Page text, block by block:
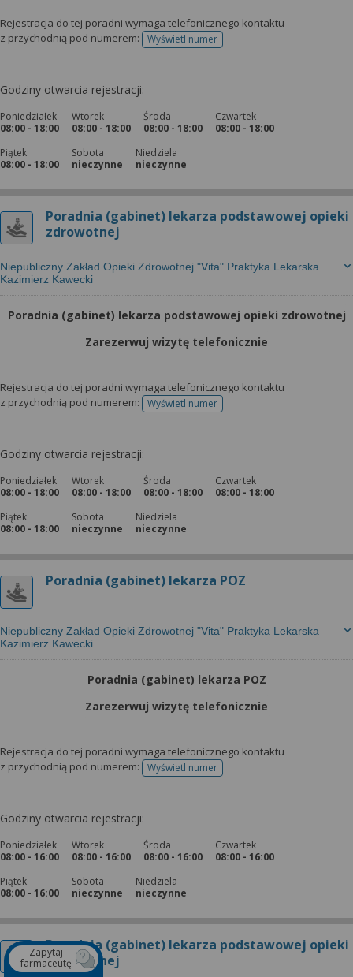
Rejestracja do tej poradni wymaga telefonicznego kontaktu
z przychodnią pod numerem:
Wyświetl numertelefonu do rejestracji
Godziny otwarcia rejestracji:
Poniedziałek
08:00 - 18:00
Wtorek
08:00 - 18:00
Środa
08:00 - 18:00
Czwartek
08:00 - 18:00
Piątek
08:00 - 18:00
Sobota
nieczynne
Niedziela
nieczynne
Poradnia (gabinet) lekarza podstawowej opieki
zdrowotnej
Niepubliczny Zakład Opieki Zdrowotnej "Vita" Praktyka Lekarska
Kazimierz Kawecki
Poradnia (gabinet) lekarza podstawowej opieki zdrowotnej
Zarezerwuj wizytę telefonicznie
Rejestracja do tej poradni wymaga telefonicznego kontaktu
z przychodnią pod numerem:
Wyświetl numertelefonu do rejestracji
Godziny otwarcia rejestracji:
Poniedziałek
08:00 - 18:00
Wtorek
08:00 - 18:00
Środa
08:00 - 18:00
Czwartek
08:00 - 18:00
Piątek
08:00 - 18:00
Sobota
nieczynne
Niedziela
nieczynne
Poradnia (gabinet) lekarza POZ
Niepubliczny Zakład Opieki Zdrowotnej "Vita" Praktyka Lekarska
Kazimierz Kawecki
Poradnia (gabinet) lekarza POZ
Zarezerwuj wizytę telefonicznie
Rejestracja do tej poradni wymaga telefonicznego kontaktu
z przychodnią pod numerem:
Wyświetl numertelefonu do rejestracji
Godziny otwarcia rejestracji:
Poniedziałek
08:00 - 16:00
Wtorek
08:00 - 16:00
Środa
08:00 - 16:00
Czwartek
08:00 - 16:00
Piątek
08:00 - 16:00
Sobota
nieczynne
Niedziela
nieczynne
Poradnia (gabinet) lekarza podstawowej opieki
zdrowotnej
Zapytaj
farmaceutę